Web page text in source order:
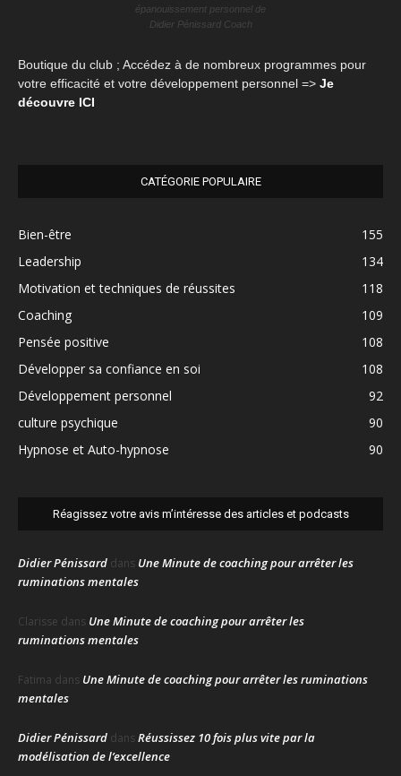
épanouissement personnel de
Didier Pénissard Coach
Boutique du club ; Accédez à de nombreux programmes pour
votre efficacité et votre développement personnel => Je
découvre ICI
CATÉGORIE POPULAIRE
Bien-être
155
Leadership
134
Motivation et techniques de réussites
118
Coaching
109
Pensée positive
108
Développer sa confiance en soi
108
Développement personnel
92
culture psychique
90
Hypnose et Auto-hypnose
90
Réagissez votre avis m’intéresse des articles et podcasts
Didier Pénissard dans Une Minute de coaching pour arrêter les
ruminations mentales
Clarisse dans Une Minute de coaching pour arrêter les
ruminations mentales
Fatima dans Une Minute de coaching pour arrêter les ruminations
mentales
Didier Pénissard dansRéussissez 10 fois plus vite par la
modélisation de l’excellence